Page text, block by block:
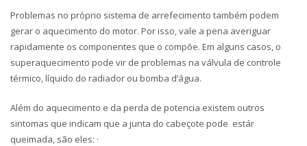
Problemas no próprio sistema de arrefecimento também podem
gerar o aquecimento do motor. Por isso, vale a pena averiguar
rapidamente os componentes que o compõe. Em alguns casos, o
superaquecimento pode vir de problemas na válvula de controle
térmico, líquido do radiador ou bomba d’água.
Além do aquecimento e da perda de potencia existem outros
sintomas que indicam que a junta do cabeçote pode estár
queimada, são eles: ·